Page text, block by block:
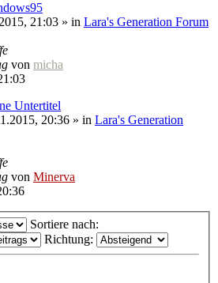
21:03 » in Lara's Generation Forum
von micha
Untertitel
20:36 » in Lara's Generation
von Minerva
Sortiere nach:
Richtung: